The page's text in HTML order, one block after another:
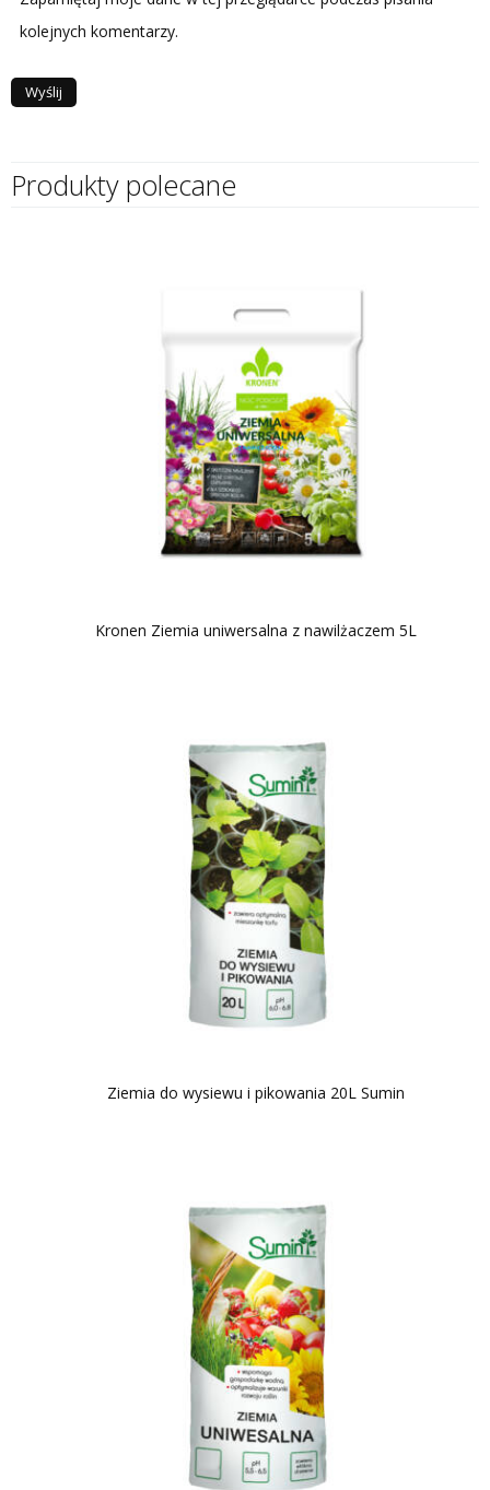
kolejnych komentarzy.
Produkty polecane
Kronen Ziemia uniwersalna z nawilżaczem 5L
Ziemia do wysiewu i pikowania 20L Sumin